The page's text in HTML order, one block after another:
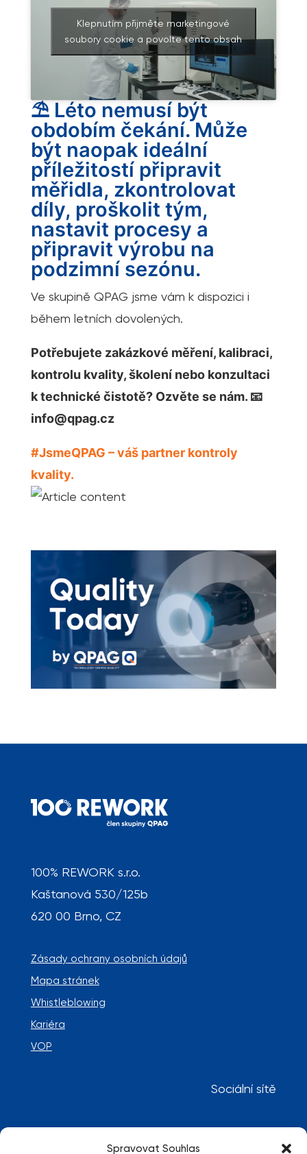
Spravovat Souhlas
Klepnutím přijměte marketingové
soubory cookie a povolte tento obsah
⛱️ Léto nemusí být
obdobím čekání. Může
být naopak ideální
příležitostí připravit
měřidla, zkontrolovat
díly, proškolit tým,
nastavit procesy a
připravit výrobu na
podzimní sezónu.
Ve skupině QPAG jsme vám k dispozici i
během letních dovolených.
Potřebujete zakázkové měření, kalibraci,
kontrolu kvality, školení nebo konzultaci
k technické čistotě? Ozvěte se nám. 📧
info@qpag.cz
#JsmeQPAG – váš partner kontroly
kvality.
100% REWORK s.r.o.
Kaštanová 530/125b
620 00 Brno, CZ
Zásady ochrany osobních údajů
Mapa stránek
Whistleblowing
Kariéra
VOP
Sociální sítě